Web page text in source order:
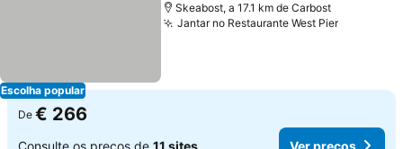
Escolha popular
Skeabost, a 17.1 km de Carbost
Jantar no Restaurante West Pier
De € 266
Consulte os preços de 11 sites Ver preços